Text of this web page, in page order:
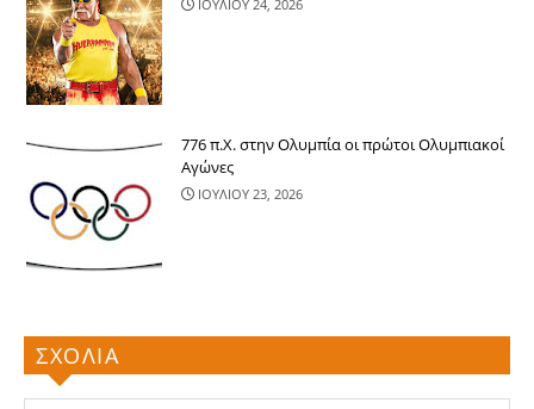
ΙΟΥΛΙΟΥ 24, 2026
776 π.Χ. στην Ολυμπία οι πρώτοι Ολυμπιακοί
Αγώνες
ΙΟΥΛΙΟΥ 23, 2026
ΣΧΟΛΙΑ